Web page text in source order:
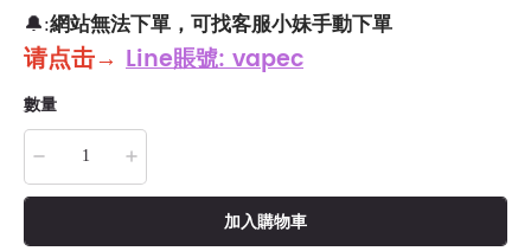
🔔:網站無法下單，可找客服小妹手動下單
请点击→ Line賬號: vapec
數量
加入購物車